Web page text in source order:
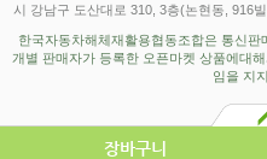
장바구니
시 강남구 도산대로 310, 3층(논현동, 916
한국자동차해체재활용협동조합은 통신
개별 판매자가 등록한 오픈마켓 상품에대
임을 지